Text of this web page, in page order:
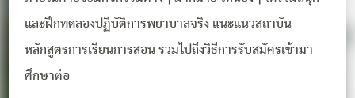
และฝึกทดลองปฏิบัติการพยาบาลจริง แนะแนวสถาบัน
หลักสูตรการเรียนการสอน รวมไปถึงวิธีการรับสมัครเข้ามา
ศึกษาต่อ